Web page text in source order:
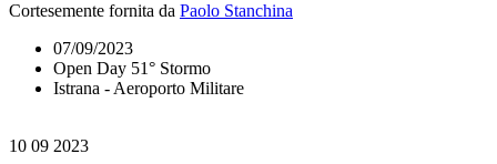
Cortesemente fornita da Paolo Stanchina
07/09/2023
Open Day 51° Stormo
Istrana - Aeroporto Militare
10 09 2023